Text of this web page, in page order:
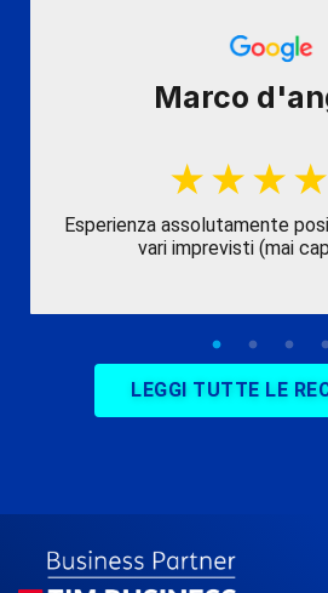
Marco
Esperienza assolutamente
vari imprevisti (mai
LEGGI TUTTE LE